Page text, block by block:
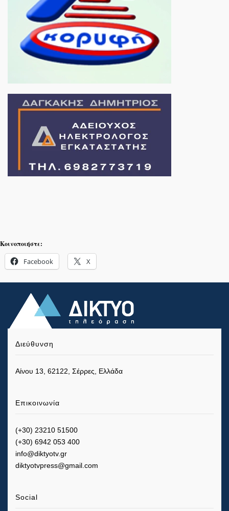
Κοινοποιήστε:
Facebook X
Διεύθυνση
Αίνου 13, 62122, Σέρρες, Ελλάδα
Επικοινωνία
(+30) 23210 51500
(+30) 6942 053 400
info@diktyotv.gr
diktyotvpress@gmail.com
Social